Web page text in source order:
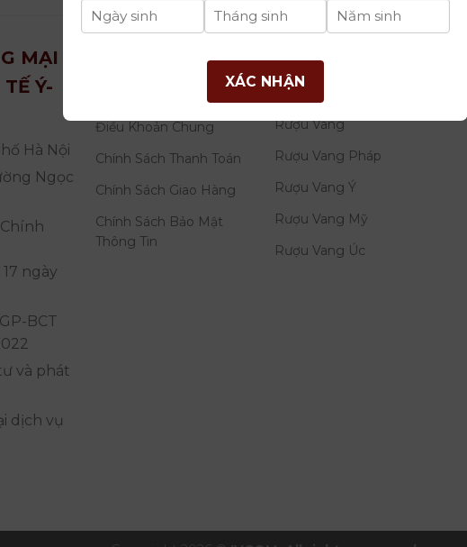
MẠI
Ý-
Hà Nội
Ngọc
Chính
ngày
BCT
và phát
dịch vụ
THÔNG TIN
Điều Khoản Chung
Chính Sách Thanh Toán
Chính Sách Giao Hàng
Chính Sách Bảo Mật
Thông Tin
DANH MỤC
RƯỢU
Rượu Vang
Rượu Vang Pháp
Rượu Vang Ý
Rượu Vang Mỹ
Rượu Vang Úc
XÁC NHẬN